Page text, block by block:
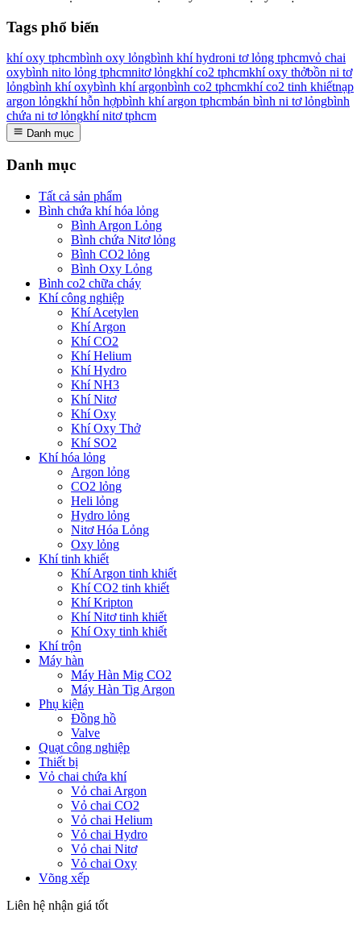
Tags phổ biến
khí oxy tphcmbình oxy lỏngbình khí hydroni tơ lỏng tphcmvỏ chai
oxybình nito lỏng tphcmnitơ lỏngkhí co2 tphcmkhí oxy thởbồn ni tơ
lỏngbình khí oxybình khí argonbình co2 tphcmkhí co2 tinh khiếtnạp
argon lỏngkhí hỗn hợpbình khí argon tphcmbán bình ni tơ lỏngbình
chứa ni tơ lỏngkhí nitơ tphcm
Danh mục
Danh mục
Tất cả sản phẩm
Bình chứa khí hóa lỏng
Bình Argon Lỏng
Bình chứa Nitơ lỏng
Bình CO2 lỏng
Bình Oxy Lỏng
Bình co2 chữa cháy
Khí công nghiệp
Khí Acetylen
Khí Argon
Khí CO2
Khí Helium
Khí Hydro
Khí NH3
Khí Nitơ
Khí Oxy
Khí Oxy Thở
Khí SO2
Khí hóa lỏng
Argon lỏng
CO2 lỏng
Heli lỏng
Hydro lỏng
Nitơ Hóa Lỏng
Oxy lỏng
Khí tinh khiết
Khí Argon tinh khiết
Khí CO2 tinh khiết
Khí Kripton
Khí Nitơ tinh khiết
Khí Oxy tinh khiết
Khí trộn
Máy hàn
Máy Hàn Mig CO2
Máy Hàn Tig Argon
Phụ kiện
Đồng hồ
Valve
Quạt công nghiệp
Thiết bị
Vỏ chai chứa khí
Vỏ chai Argon
Vỏ chai CO2
Vỏ chai Helium
Vỏ chai Hydro
Vỏ chai Nitơ
Vỏ chai Oxy
Võng xếp
Liên hệ nhận giá tốt